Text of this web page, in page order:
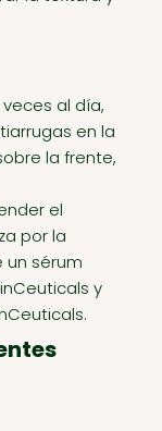
al día,
en la
la frente,
el
por la
sérum
y